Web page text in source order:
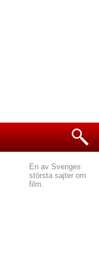
En av Sveriges
största sajter om
film.